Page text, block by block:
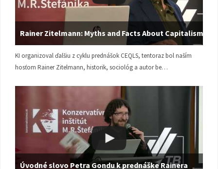
Rainer Zitelmann: Myths and Facts About Capitalism
KI organizoval ďalšiu z cyklu prednášok CEQLS, tentoraz bol naším
hosťom Rainer Zitelmann, historik, sociológ a autor be…
Úvodné slovo Petra Gondu k prednáške Rainera